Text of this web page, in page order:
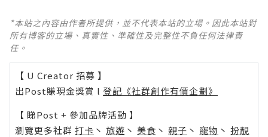
*本站之內容由作者所提供，並不代表本站的立場。因此本站對
所有博客的立場、真實性、準確性及完整性不負任何法律責
任。
【 U Creator 招募 】
出Post賺現金獎賞 l 登記《社群創作有價企劃》
【 睇Post + 參加品牌活動 】
瀏覽更多社群 打卡 丶 旅遊 丶 美食 丶 親子 丶 寵物 丶 扮靚